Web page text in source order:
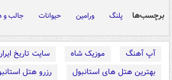
برچسب‌ها پلنگ ورامین حیوانات جالب و
آپ آهنگ موزیک شاه
سایت تاریخ
بهترین هتل های استانبول
رزرو هتل